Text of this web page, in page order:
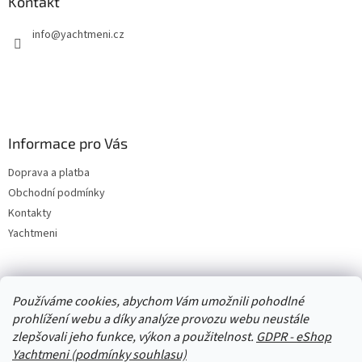
Používáme cookies, abychom Vám umožnili pohodlné
prohlížení webu a díky analýze provozu webu neustále
zlepšovali jeho funkce, výkon a použitelnost. GDPR - eShop
Yachtmeni (podmínky souhlasu)
info@yachtmeni.cz
Informace pro Vás
Doprava a platba
Obchodní podmínky
Kontakty
Yachtmeni
Zboží.cz Heureka.cz Yachtmeni ComGate Payments, a.s.